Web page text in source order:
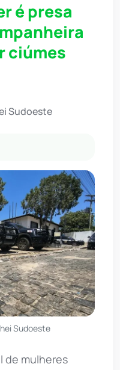
é presa
ciúmes
Sudoeste
Sudoeste
de mulheres